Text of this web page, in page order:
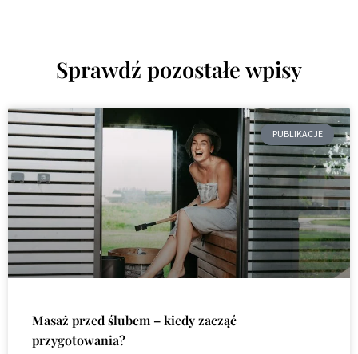
Sprawdź pozostałe wpisy
PUBLIKACJE
Masaż przed ślubem – kiedy zacząć
przygotowania?